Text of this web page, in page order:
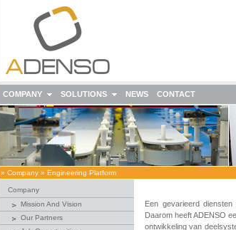
COMPANY SOLUTIONS NEWS CONTACT
» Company » Engineering Platform
Company
Mission And Vision
Our Partners
Een gevarieerd
Daarom heeft ADENSO
ontwikkeling van